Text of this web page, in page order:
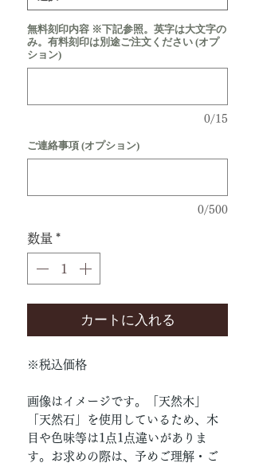
無料刻印内容 ※下記参照。英字は大文字の
み。有料刻印は別途ご注文ください (オプ
ション)
0/15
ご連絡事項 (オプション)
0/500
数量 *
カートに入れる
※税込価格
画像はイメージです。「天然木」
「天然石」を使用しているため、木
目や色味等は1点1点違いがありま
す。お求めの際は、予めご理解・ご